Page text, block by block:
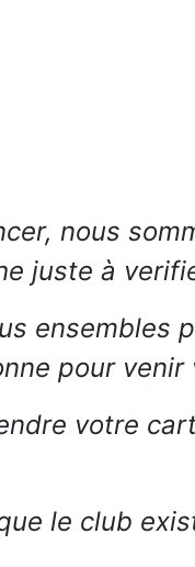
nous
juste à
ensembles
pour venir
votre
le club